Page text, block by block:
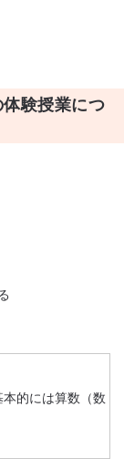
験授業につ
的には算数（数